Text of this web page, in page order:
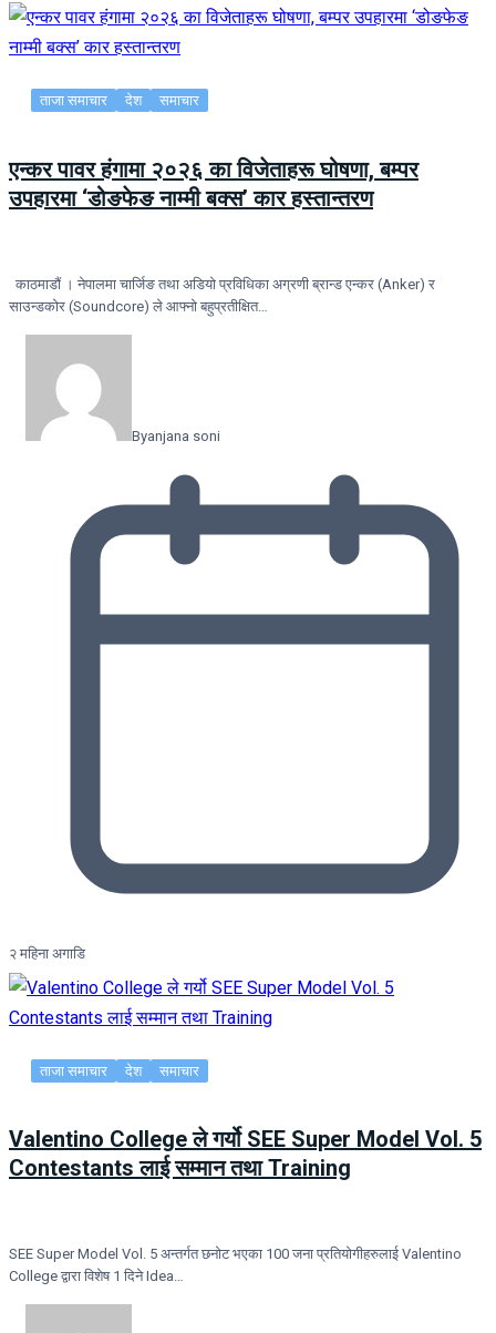
ताजा समाचार देश समाचार
एन्कर पावर हंगामा २०२६ का विजेताहरू घोषणा, बम्पर
उपहारमा ‘डोङफेङ नाम्मी बक्स’ कार हस्तान्तरण
काठमाडौं । नेपालमा चार्जिङ तथा अडियो प्रविधिका अग्रणी ब्रान्ड एन्कर (Anker) र
साउन्डकोर (Soundcore) ले आफ्नो बहुप्रतीक्षित…
Byanjana soni
२ महिना अगाडि
ताजा समाचार देश समाचार
Valentino College ले गर्यो SEE Super Model Vol. 5
Contestants लाई सम्मान तथा Training
SEE Super Model Vol. 5 अन्तर्गत छनोट भएका 100 जना प्रतियोगीहरुलाई Valentino
College द्वारा विशेष 1 दिने Idea…